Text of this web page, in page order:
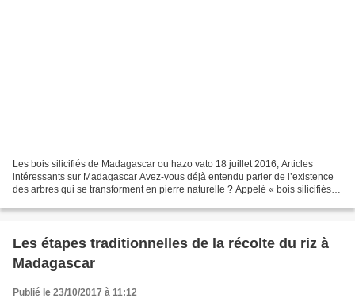
Les bois silicifiés de Madagascar ou hazo vato 18 juillet 2016, Articles
intéressants sur Madagascar Avez-vous déjà entendu parler de l’existence
des arbres qui se transforment en pierre naturelle ? Appelé « bois silicifiés »
Les étapes traditionnelles de la récolte du riz à
Madagascar
Publié le 23/10/2017 à 11:12